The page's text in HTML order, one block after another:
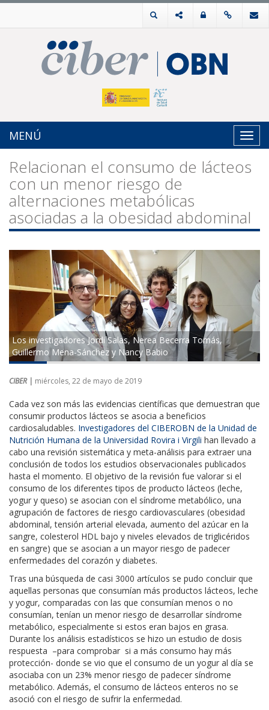
MENÚ
Relacionan el consumo de lácteos
con un menor riesgo de
alternaciones metabólicas
asociadas a la obesidad abdominal
Los investigadores Jordi Salas, Nerea Becerra Tomás,
Guillermo Mena-Sánchez y Nancy Babio
CIBER | miércoles, 22 de mayo de 2019
Cada vez son más las evidencias científicas que demuestran que
consumir productos lácteos se asocia a beneficios
cardiosaludables. Investigadores del CIBEROBN de la Unidad de
Nutrición Humana de la Universidad Rovira i Virgili han llevado a
cabo una revisión sistemática y meta-análisis para extraer una
conclusión de todos los estudios observacionales publicados
hasta el momento. El objetivo de la revisión fue valorar si el
consumo de los diferentes tipos de producto lácteos (leche,
yogur y queso) se asocian con el síndrome metabólico, una
agrupación de factores de riesgo cardiovasculares (obesidad
abdominal, tensión arterial elevada, aumento del azúcar en la
sangre, colesterol HDL bajo y niveles elevados de triglicéridos
en sangre) que se asocian a un mayor riesgo de padecer
enfermedades del corazón y diabetes.
Tras una búsqueda de casi 3000 artículos se pudo concluir que
aquellas personas que consumían más productos lácteos, leche
y yogur, comparadas con las que consumían menos o no
consumían, tenían un menor riesgo de desarrollar síndrome
metabólico, especialmente si estos eran bajos en grasa.
Durante los análisis estadísticos se hizo un estudio de dosis
respuesta –para comprobar si a más consumo hay más
protección- donde se vio que el consumo de un yogur al día se
asociaba con un 23% menor riesgo de padecer síndrome
metabólico. Además, el consumo de lácteos enteros no se
asoció con el riesgo de sufrir la enfermedad.